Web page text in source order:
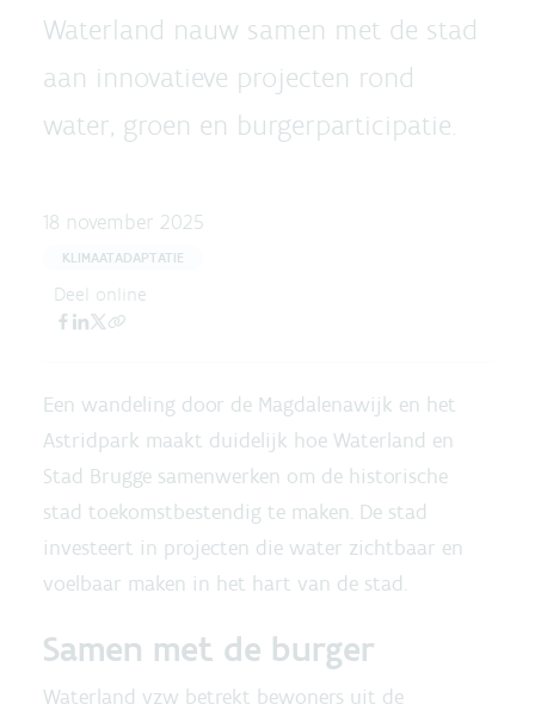
Waterland nauw samen met de stad
aan innovatieve projecten rond
water, groen en burgerparticipatie.
18 november 2025
KLIMAATADAPTATIE
Deel online
Een wandeling door de Magdalenawijk en het
Astridpark maakt duidelijk hoe Waterland en
Stad Brugge samenwerken om de historische
stad toekomstbestendig te maken. De stad
investeert in projecten die water zichtbaar en
voelbaar maken in het hart van de stad.
Samen met de burger
Waterland vzw betrekt bewoners uit de